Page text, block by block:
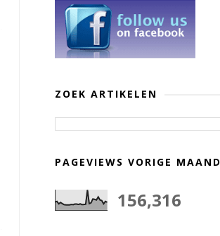
ZOEK ARTIKELEN
PAGEVIEWS VORIGE MAAND
156,316